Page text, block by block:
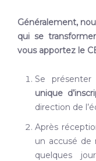
Généralement,
qui se
vous apportez le
Se
unique
direction de
Après
un accusé de
quelques